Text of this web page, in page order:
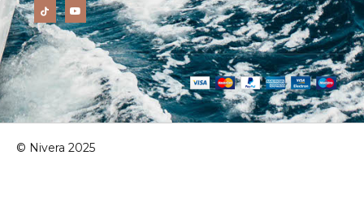
© Nivera 2025